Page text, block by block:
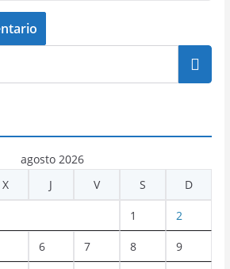
agosto 2026
X J V S D
1 2
6 7 8 9